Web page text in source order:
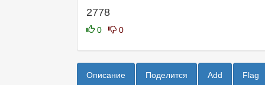
2778
0 0
Описание Поделится Add Flag